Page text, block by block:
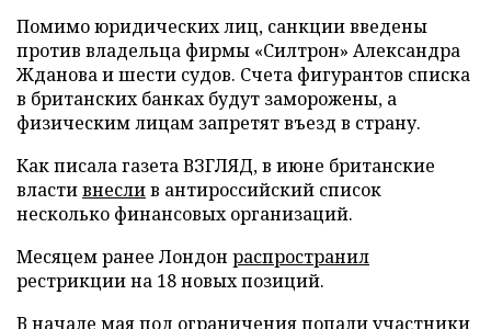
Помимо юридических лиц, санкции введены
против владельца фирмы «Силтрон» Александра
Жданова и шести судов. Счета фигурантов списка
в британских банках будут заморожены, а
физическим лицам запретят въезд в страну.
Как писала газета ВЗГЛЯД, в июне британские
властивнеслив антироссийский список
несколько финансовых организаций.
Месяцем ранее Лондон распространил
рестрикции на 18 новых позиций.
В начале мая под ограниченияпопалиучастники